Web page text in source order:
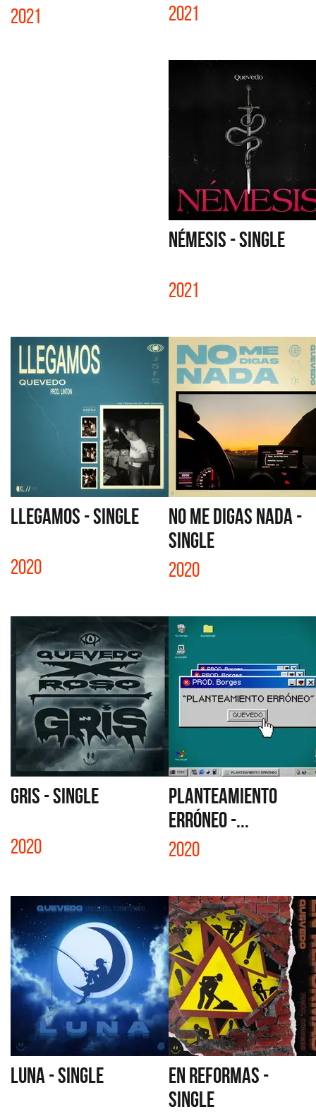
2021 2021
NÉMESIS - SINGLE
2021
LLEGAMOS - SINGLE
2020
NO ME DIGAS NADA -
SINGLE
2020
GRIS - SINGLE
2020
PLANTEAMIENTO
ERRÓNEO -...
2020
LUNA - SINGLE
EN REFORMAS -
SINGLE